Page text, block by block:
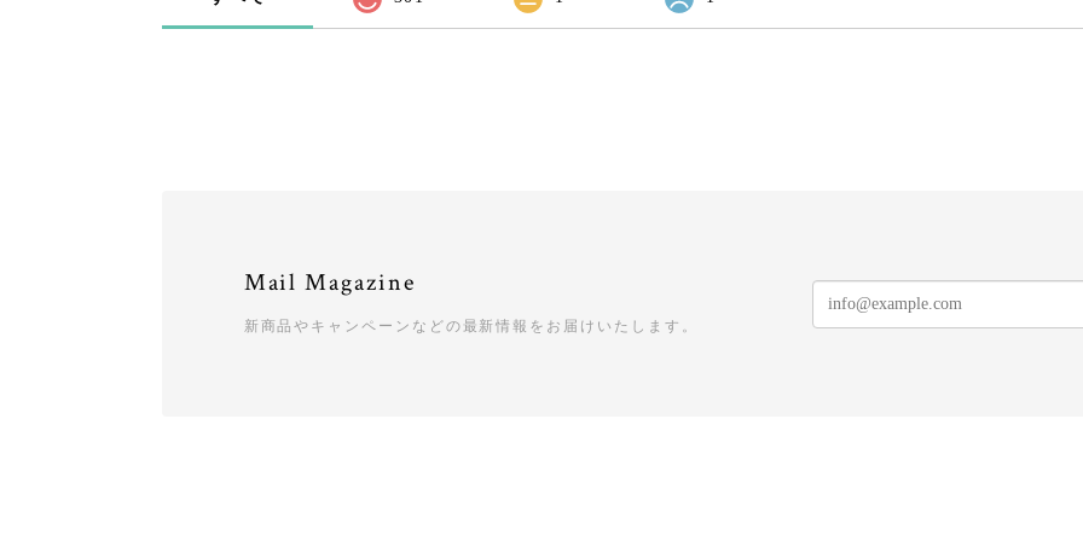
Mail Magazine
新商品やキャンペーンなどの最新情報をお届けいたします。